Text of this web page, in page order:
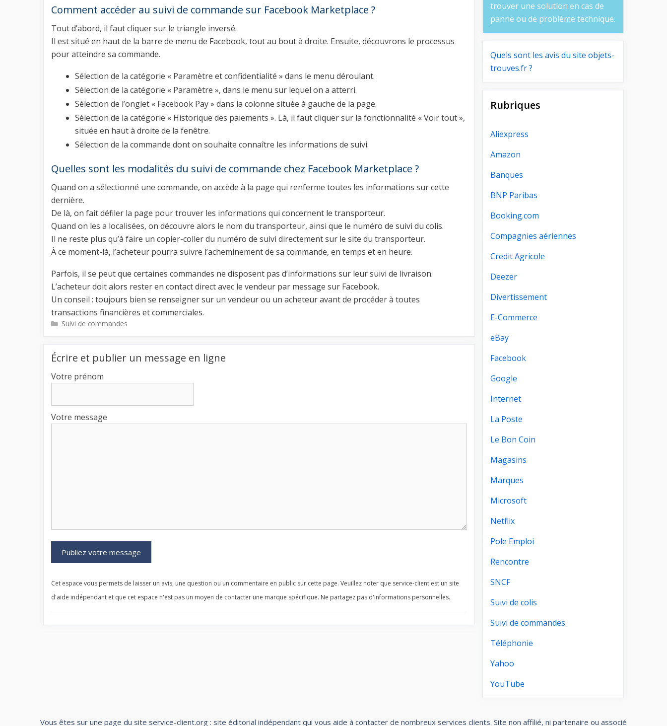
Comment accéder au suivi de commande sur Facebook Marketplace ?
Tout d’abord, il faut cliquer sur le triangle inversé.
Il est situé en haut de la barre de menu de Facebook, tout au bout à droite. Ensuite, découvrons le processus
pour atteindre sa commande.
Sélection de la catégorie « Paramètre et confidentialité » dans le menu déroulant.
Sélection de la catégorie « Paramètre », dans le menu sur lequel on a atterri.
Sélection de l’onglet « Facebook Pay » dans la colonne située à gauche de la page.
Sélection de la catégorie « Historique des paiements ». Là, il faut cliquer sur la fonctionnalité « Voir tout »,
située en haut à droite de la fenêtre.
Sélection de la commande dont on souhaite connaître les informations de suivi.
Quelles sont les modalités du suivi de commande chez Facebook Marketplace ?
Quand on a sélectionné une commande, on accède à la page qui renferme toutes les informations sur cette
dernière.
De là, on fait défiler la page pour trouver les informations qui concernent le transporteur.
Quand on les a localisées, on découvre alors le nom du transporteur, ainsi que le numéro de suivi du colis.
Il ne reste plus qu’à faire un copier-coller du numéro de suivi directement sur le site du transporteur.
À ce moment-là, l’acheteur pourra suivre l’acheminement de sa commande, en temps et en heure.
Parfois, il se peut que certaines commandes ne disposent pas d’informations sur leur suivi de livraison.
L’acheteur doit alors rester en contact direct avec le vendeur par message sur Facebook.
Un conseil : toujours bien se renseigner sur un vendeur ou un acheteur avant de procéder à toutes
transactions financières et commerciales.
Catégories
Suivi de commandes
Écrire et publier un message en ligne
Votre prénom
Votre message
Cet espace vous permets de laisser un avis, une question ou un commentaire en public sur cette page. Veuillez noter que service-client est un site
d'aide indépendant et que cet espace n'est pas un moyen de contacter une marque spécifique. Ne partagez pas d'informations personnelles.
trouver une solution en cas de
panne ou de problème technique.
Quels sont les avis du site objets-
trouves.fr ?
Rubriques
Aliexpress
Amazon
Banques
BNP Paribas
Booking.com
Compagnies aériennes
Credit Agricole
Deezer
Divertissement
E-Commerce
eBay
Facebook
Google
Internet
La Poste
Le Bon Coin
Magasins
Marques
Microsoft
Netflix
Pole Emploi
Rencontre
SNCF
Suivi de colis
Suivi de commandes
Téléphonie
Yahoo
YouTube
Vous êtes sur une page du site service-client.org : site éditorial indépendant qui vous aide à contacter de nombreux services clients. Site non affilié, ni partenaire ou associé